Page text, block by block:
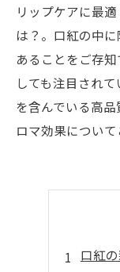
リップケアに最
は？。口紅の中
あることをご存
しても注目され
を含んでいる高
ロマ効果について
口紅